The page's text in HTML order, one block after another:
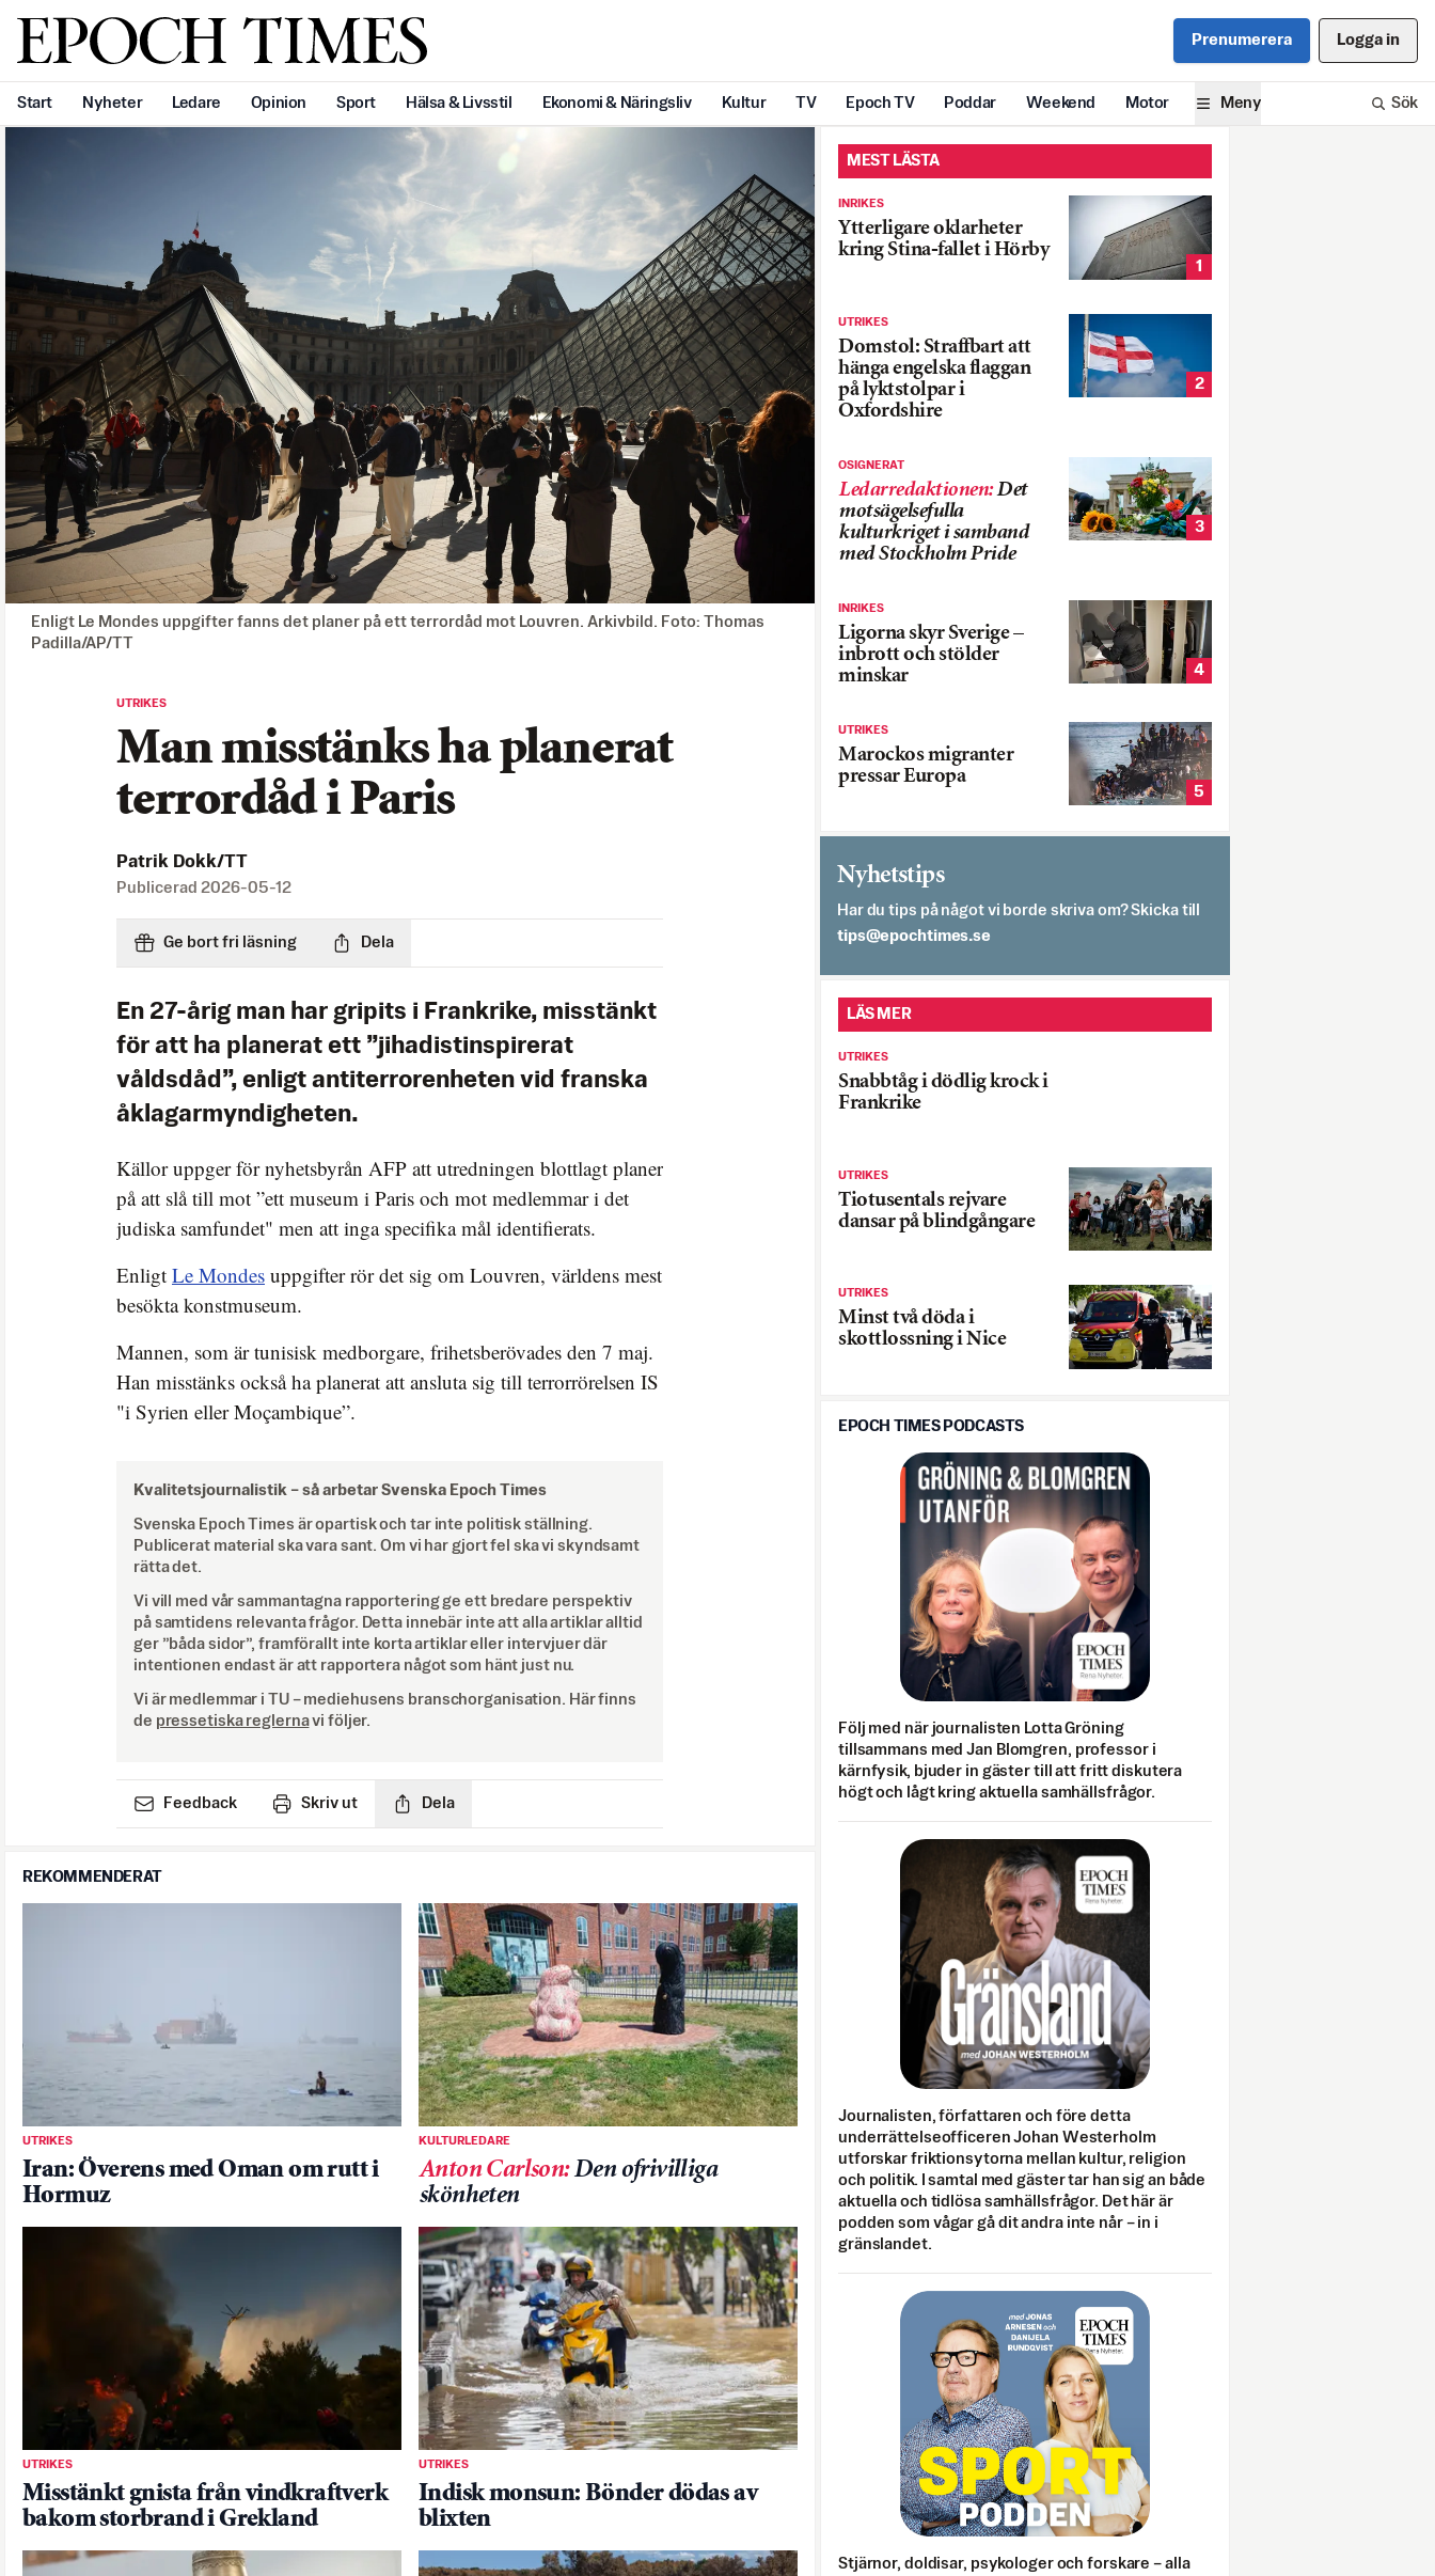
Svenska Epoch Times Prenumerera Logga in
Start Nyheter Ledare Opinion Sport Hälsa & Livsstil Ekonomi & Näringsliv Kultur TV Epoch TV Poddar Weekend Motor Meny Sök
Enligt Le Mondes uppgifter fanns det planer på ett terrordåd mot Louvren. Arkivbild. Foto: Thomas
Padilla/AP/TT
UTRIKES
Man misstänks ha planerat
terrordåd i Paris
Patrik Dokk/TT
Publicerad 2026-05-12
Ge bort fri läsning Dela
En 27-årig man har gripits i Frankrike, misstänkt
för att ha planerat ett ”jihadistinspirerat
våldsdåd”, enligt antiterrorenheten vid franska
åklagarmyndigheten.
Källor uppger för nyhetsbyrån AFP att utredningen blottlagt planer
på att slå till mot ”ett museum i Paris och mot medlemmar i det
judiska samfundet" men att inga specifika mål identifierats.
Enligt Le Mondes uppgifter rör det sig om Louvren, världens mest
besökta konstmuseum.
Mannen, som är tunisisk medborgare, frihetsberövades den 7 maj.
Han misstänks också ha planerat att ansluta sig till terrorrörelsen IS
"i Syrien eller Moçambique”.
Kvalitetsjournalistik – så arbetar Svenska Epoch Times
Svenska Epoch Times är opartisk och tar inte politisk ställning.
Publicerat material ska vara sant. Om vi har gjort fel ska vi skyndsamt
rätta det.
Vi vill med vår sammantagna rapportering ge ett bredare perspektiv
på samtidens relevanta frågor. Detta innebär inte att alla artiklar alltid
ger ”båda sidor”, framförallt inte korta artiklar eller intervjuer där
intentionen endast är att rapportera något som hänt just nu.
Vi är medlemmar i TU – mediehusens branschorganisation. Här finns
de pressetiska reglernavi följer.
Feedback Skriv ut Dela
REKOMMENDERAT
UTRIKES
Iran: Överens med Oman om rutt i
Hormuz
KULTURLEDARE
Anton Carlson:Den ofrivilliga
skönheten
UTRIKES
Misstänkt gnista från vindkraftverk
bakom storbrand i Grekland
UTRIKES
Indisk monsun: Bönder dödas av
blixten
MEST LÄSTA
INRIKES
Ytterligare oklarheter
kring Stina-fallet i Hörby
1
UTRIKES
Domstol: Straffbart att
hänga engelska flaggan
på lyktstolpar i
Oxfordshire
2
OSIGNERAT
Ledarredaktionen:Det
motsägelsefulla
kulturkriget i samband
med Stockholm Pride
3
INRIKES
Ligorna skyr Sverige –
inbrott och stölder
minskar
4
UTRIKES
Marockos migranter
pressar Europa
5
Nyhetstips
Har du tips på något vi borde skriva om? Skicka till
es.semithcope@spit
LÄS MER
UTRIKES
Snabbtåg i dödlig krock i
Frankrike
UTRIKES
Tiotusentals rejvare
dansar på blindgångare
UTRIKES
Minst två döda i
skottlossning i Nice
EPOCH TIMES PODCASTS
Följ med när journalisten Lotta Gröning
tillsammans med Jan Blomgren, professor i
kärnfysik, bjuder in gäster till att fritt diskutera
högt och lågt kring aktuella samhällsfrågor.
Journalisten, författaren och före detta
underrättelseofficeren Johan Westerholm
utforskar friktionsytorna mellan kultur, religion
och politik. I samtal med gäster tar han sig an både
aktuella och tidlösa samhällsfrågor. Det här är
podden som vågar gå dit andra inte når – in i
gränslandet.
Stjärnor, doldisar, psykologer och forskare – alla